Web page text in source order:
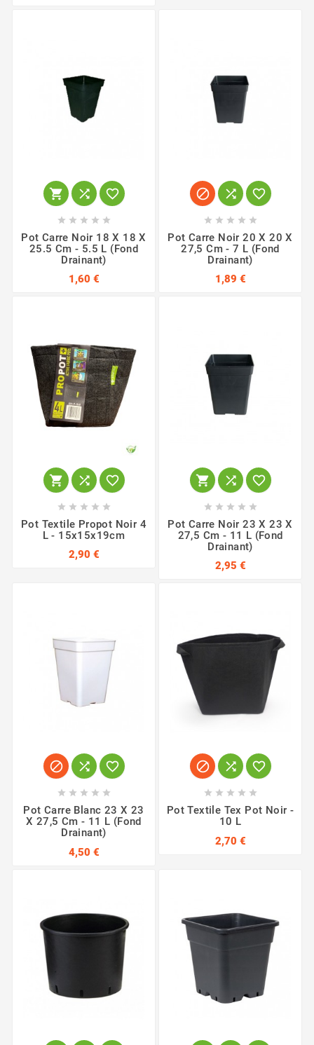
  
    
Pot Carre Noir 18 X 18 X
25.5 Cm - 5.5 L (fond
Drainant)
1,60 €
  
    
Pot Carre Noir 20 X 20 X
27,5 Cm - 7 L (fond
Drainant)
1,89 €
  
    
Pot Textile Propot Noir 4
L - 15x15x19cm
2,90 €
  
    
Pot Carre Noir 23 X 23 X
27,5 Cm - 11 L (fond
Drainant)
2,95 €
  
    
Pot Carre Blanc 23 X 23
X 27,5 Cm - 11 L (fond
Drainant)
4,50 €
  
    
Pot Textile Tex Pot Noir -
10 L
2,70 €